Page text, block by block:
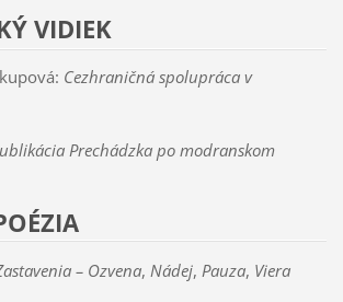
VIDIEK
Cezhraničná spolupráca v
Prechádzka po modranskom
– Ozvena, Nádej, Pauza, Viera